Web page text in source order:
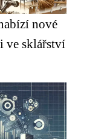
nové
ve sklářství